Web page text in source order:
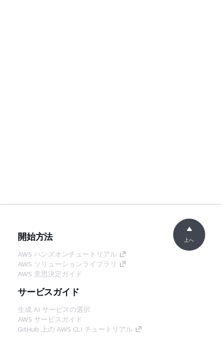
開始方法
AWS ハンズオンチュートリアル
AWS ソリューションライブラリ
AWS 意思決定ガイド
サービスガイド
生成 AI サービスの選択
AWS サービスガイド
GitHub 上の AWS CLI チュートリアル
上へ